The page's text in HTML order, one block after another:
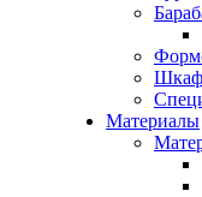
Материалы